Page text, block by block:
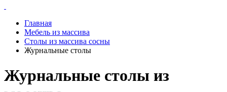
Главная
Мебель из массива
Столы из массива сосны
Журнальные столы
Журнальные столы из